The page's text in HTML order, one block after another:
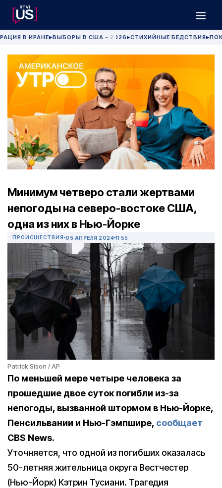
В ИРАНЕ▶ВЫБОРЫ В США - 2026 ▶СТИХИЙНЫЕ БЕДСТВИЯ▶
Минимум четверо стали жертвами
непогоды на северо-востоке США,
одна из них в Нью-Йорке
ПРОИСШЕСТВИЯ 05 АПРЕЛЯ 2024 11:55
Patrick Sison / AP
По меньшей мере четыре человека за
прошедшие двое суток погибли из-за
непогоды, вызванной штормом в Нью-Йорке,
Пенсильвании и Нью-Гэмпшире, сообщает
CBS News.
Уточняется, что одной из погибших оказалась
50-летняя жительница округа Вестчестер
(Нью-Йорк) Кэтрин Тусиани. Трагедия